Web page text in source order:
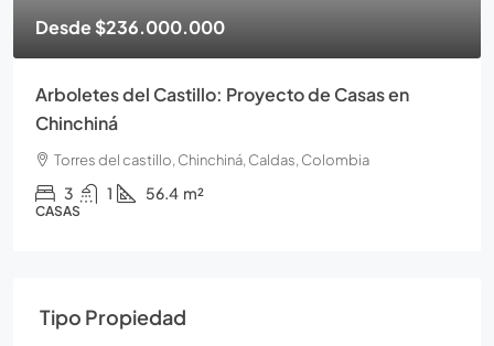
Desde$236.000.000
Arboletes del Castillo: Proyecto de Casas en
Chinchiná
Torres del castillo, Chinchiná, Caldas, Colombia
3 1 56.4 m²
CASAS
Tipo Propiedad